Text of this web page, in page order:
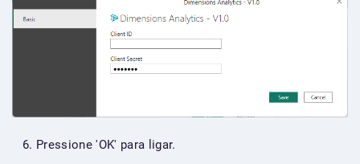
Pressione 'OK' para ligar.